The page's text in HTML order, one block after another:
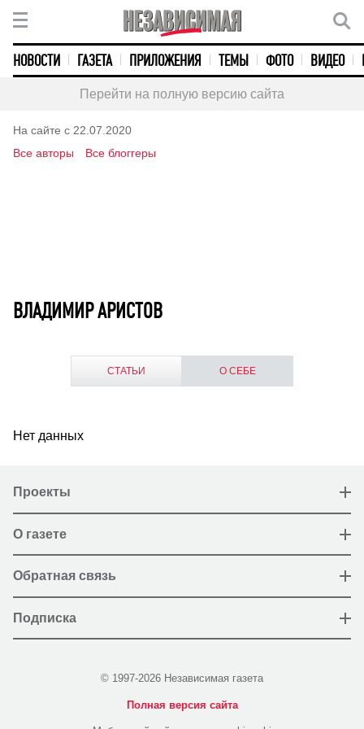
НОВОСТИ ГАЗЕТА ПРИЛОЖЕНИЯ ТЕМЫ ФОТО ВИДЕО
Перейти на полную версию сайта
На сайте с 22.07.2020
Все авторы
Все блоггеры
ВЛАДИМИР АРИСТОВ
СТАТЬИ О СЕБЕ
Нет данных
Проекты
О газете
Обратная связь
Подписка
© 1997-2026 Независимая газета
Полная версия сайта